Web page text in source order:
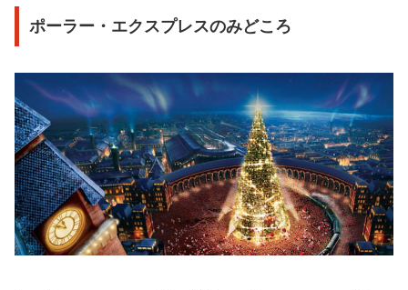
ポーラー・エクスプレスのみどころ